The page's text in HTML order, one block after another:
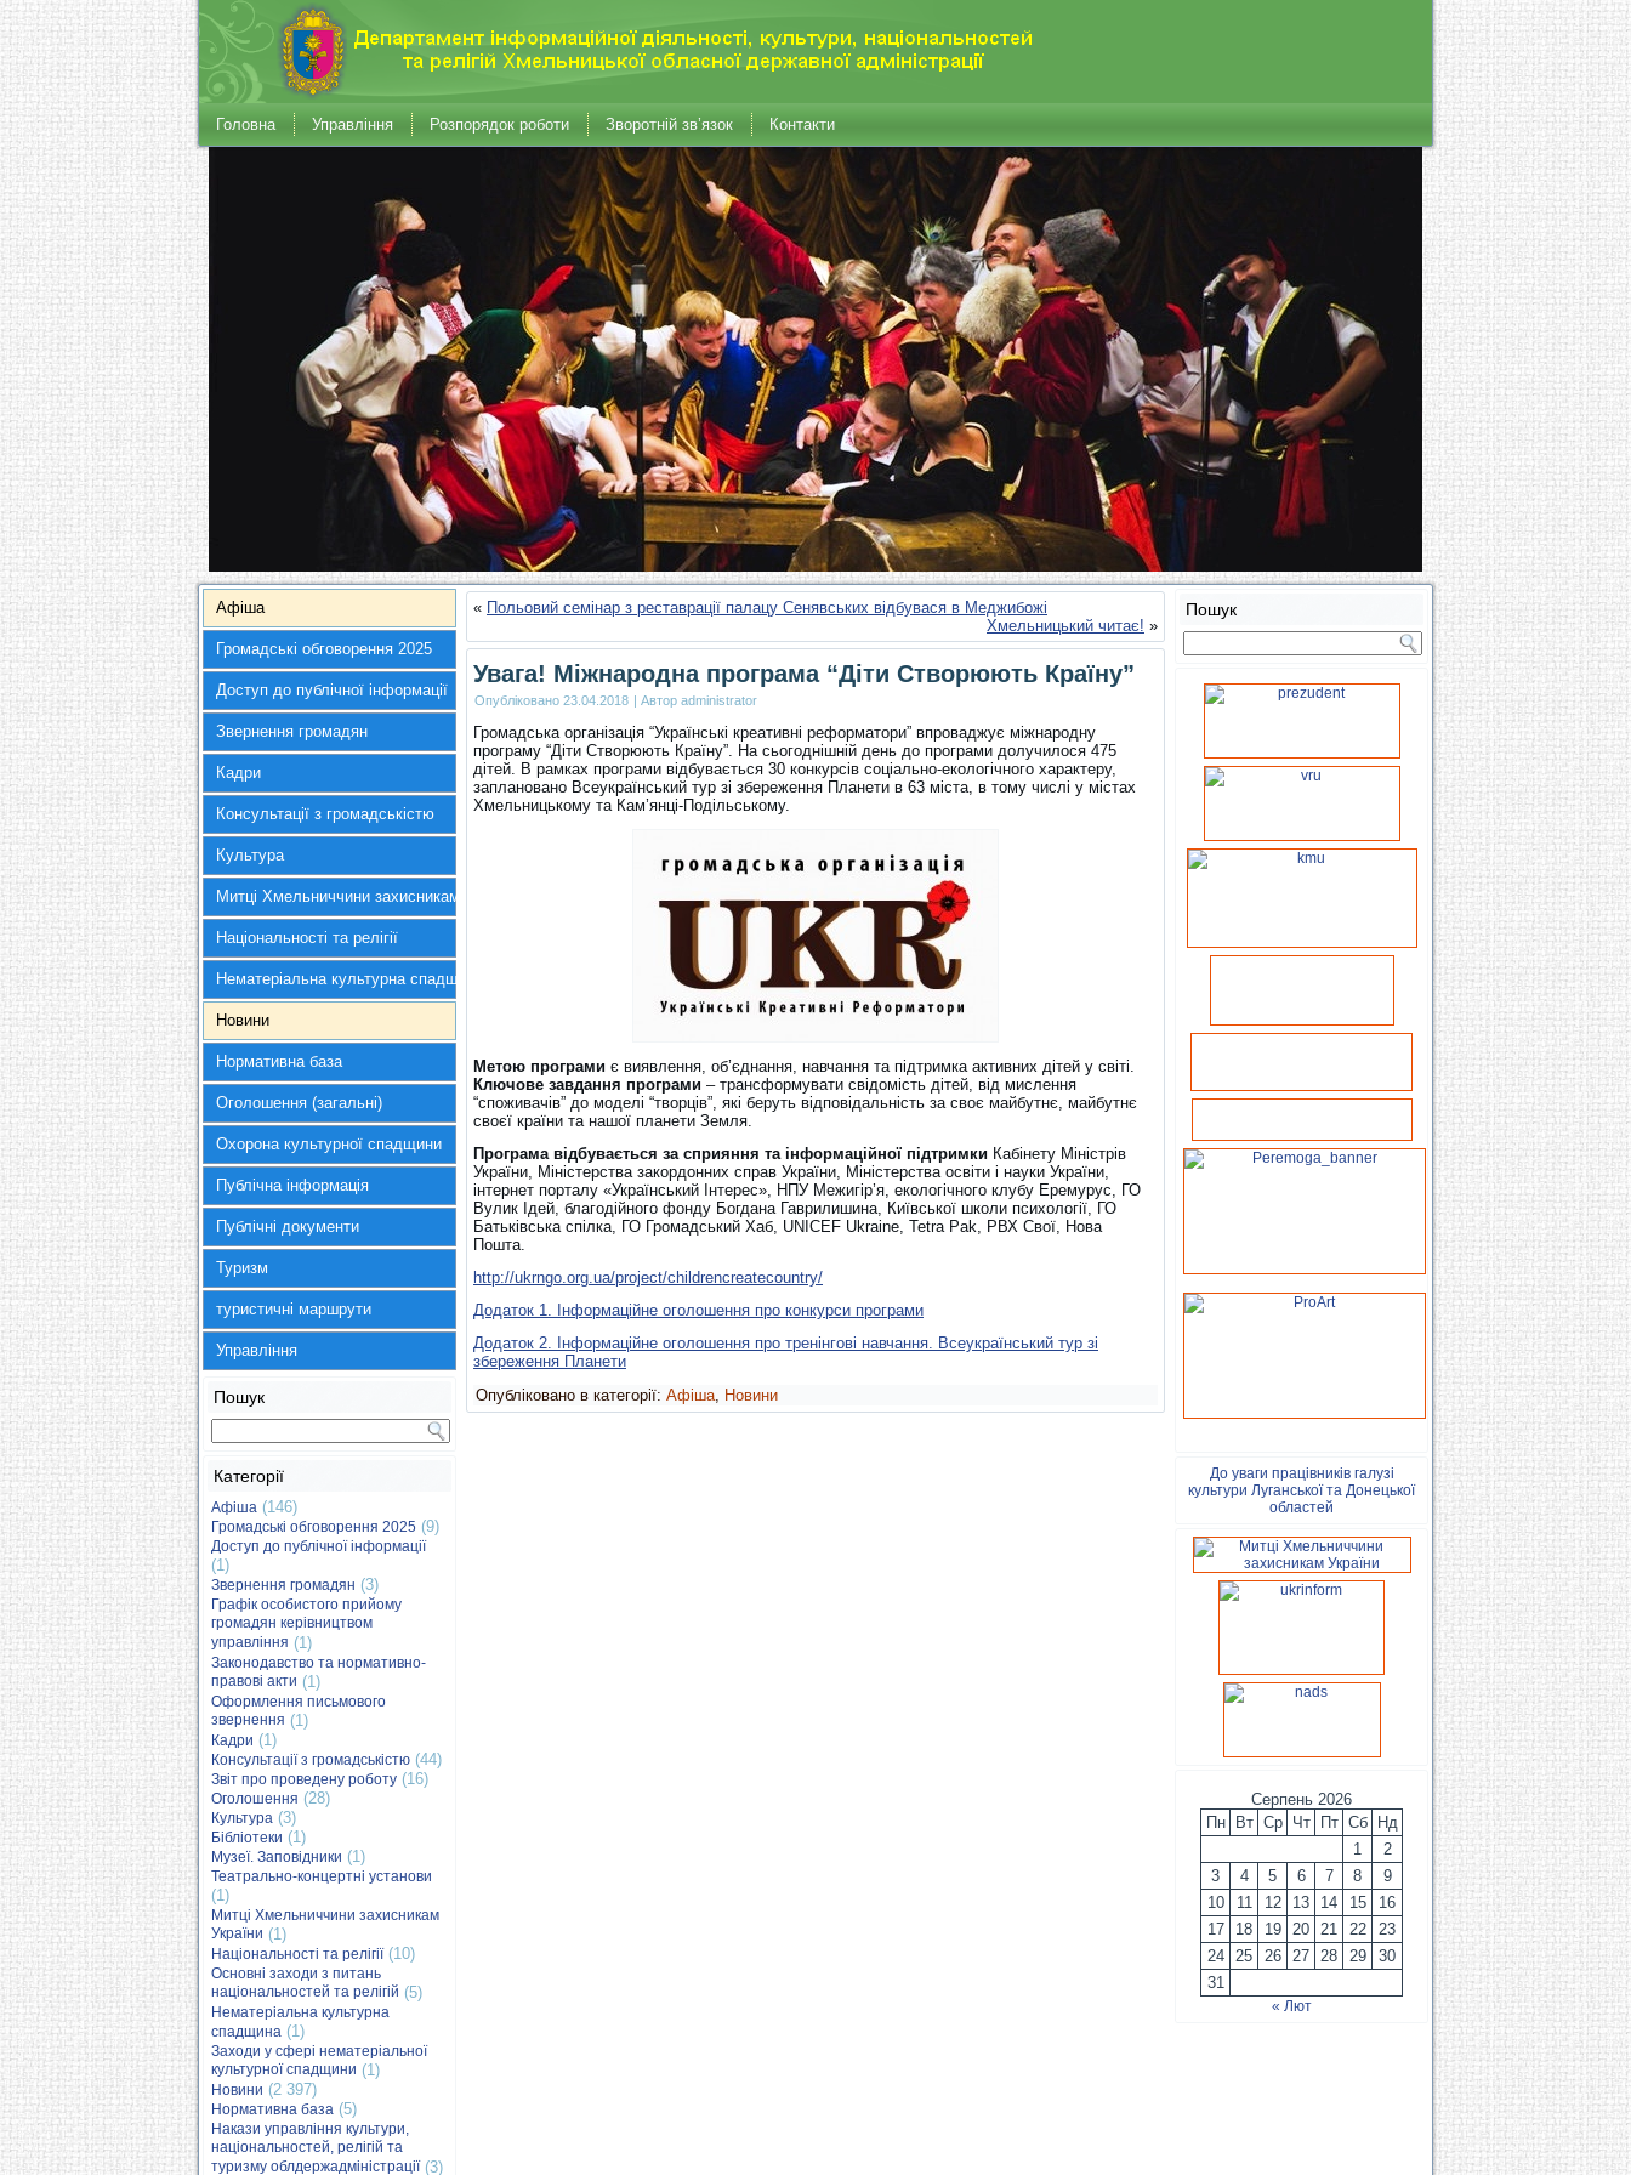
Головна Управління Розпорядок роботи Зворотній зв’язок Контакти
Афіша
Громадські обговорення 2025
Доступ до публічної інформації
Звернення громадян
Кадри
Консультації з громадськістю
Культура
Митці Хмельниччини захисникам України
Національності та релігії
Нематеріальна культурна спадщина
Новини
Нормативна база
Оголошення (загальні)
Охорона культурної спадщини
Публічна інформація
Публічні документи
Туризм
туристичні маршрути
Управління
Пошук
Категорії
Афіша (146)
Громадські обговорення 2025 (9)
Доступ до публічної інформації
(1)
Звернення громадян (3)
Графік особистого прийому
громадян керівництвом
управління (1)
Законодавство та нормативно-
правові акти (1)
Оформлення письмового
звернення (1)
Кадри (1)
Консультації з громадськістю (44)
Звіт про проведену роботу (16)
Оголошення (28)
Культура (3)
Бібліотеки (1)
Музеї. Заповідники (1)
Театрально-концертні установи
(1)
Митці Хмельниччини захисникам
України (1)
Національності та релігії(10)
Основні заходи з питань
національностей та релігій (5)
Нематеріальна культурна
спадщина (1)
Заходи у сфері нематеріальної
культурної спадщини (1)
Новини (2 397)
Нормативна база (5)
Накази управління культури,
національностей, релігій та
туризму облдержадміністрації(3)
« Польовий семінар з реставрації палацу Сенявських відбувася в Меджибожі
Хмельницький читає! »
Увага! Міжнародна програма “Діти Створюють Країну”
Опубліковано 23.04.2018 | Автор administrator
Громадська організація “Українські креативні реформатори” впроваджує міжнародну
програму “Діти Створюють Країну”. На сьогоднішній день до програми долучилося 475
дітей. В рамках програми відбувається 30 конкурсів соціально-екологічного характеру,
заплановано Всеукраїнський тур зі збереження Планети в 63 міста, в тому числі у містах
Хмельницькому та Кам’янці-Подільському.
Метою програми є виявлення, об’єднання, навчання та підтримка активних дітей у світі.
Ключове завдання програми – трансформувати свідомість дітей, від мислення
“споживачів” до моделі “творців”, які беруть відповідальність за своє майбутнє, майбутнє
своєї країни та нашої планети Земля.
Програма відбувається за сприяння та інформаційної підтримки Кабінету Міністрів
України, Міністерства закордонних справ України, Міністерства освіти і науки України,
інтернет порталу «Український Інтерес», НПУ Межигір’я, екологічного клубу Еремурус, ГО
Вулик Ідей, благодійного фонду Богдана Гаврилишина, Київської школи психології, ГО
Батьківська спілка, ГО Громадський Хаб, UNICEF Ukraine, Tetra Pak, РВХ Свої, Нова
Пошта.
http://ukrngo.org.ua/project/childrencreatecountry/
Додаток 1. Інформаційне оголошення про конкурси програми
Додаток 2. Інформаційне оголошення про тренінгові навчання. Всеукраїнський тур зі
збереження Планети
Опубліковано в категорії: Афіша, Новини
Пошук
До уваги працівників галузі
культури Луганської та Донецької
областей
Серпень 2026
Пн
Вт Ср Чт Пт Сб
Нд
1
2
3
4 5 6 7 8
9
10
11 12 13 14 15
16
17
18 19 20 21 22
23
24
25 26 27 28 29
30
31
« Лют